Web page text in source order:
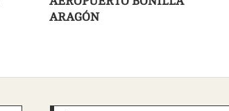
ARAGÓN